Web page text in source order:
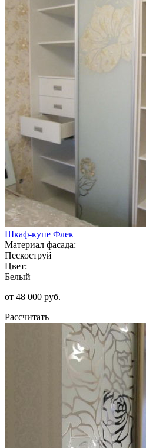
Шкаф-купе Флек
Материал фасада:
Пескоструй
Цвет:
Белый
от 48 000 руб.
Рассчитать